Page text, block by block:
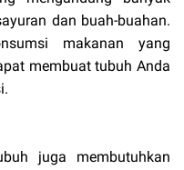
dan buah-buahan.
makanan yang
membuat tubuh Anda
juga membutuhkan